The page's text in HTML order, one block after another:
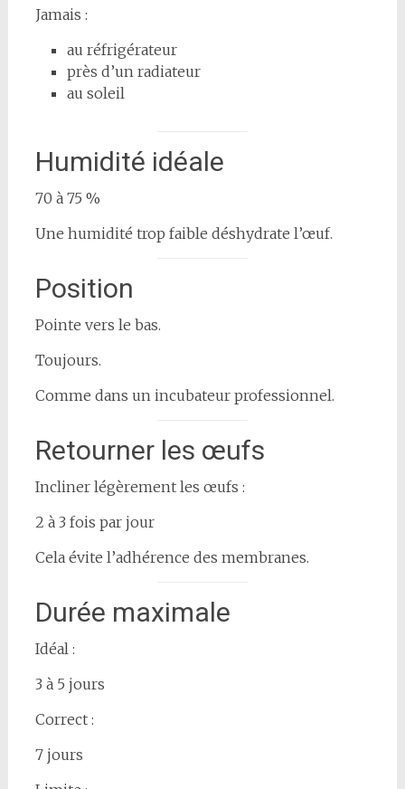
Jamais :
au réfrigérateur
près d’un radiateur
au soleil
Humidité idéale
70 à 75 %
Une humidité trop faible déshydrate l’œuf.
Position
Pointe vers le bas.
Toujours.
Comme dans un incubateur professionnel.
Retourner les œufs
Incliner légèrement les œufs :
2 à 3 fois par jour
Cela évite l’adhérence des membranes.
Durée maximale
Idéal :
3 à 5 jours
Correct :
7 jours